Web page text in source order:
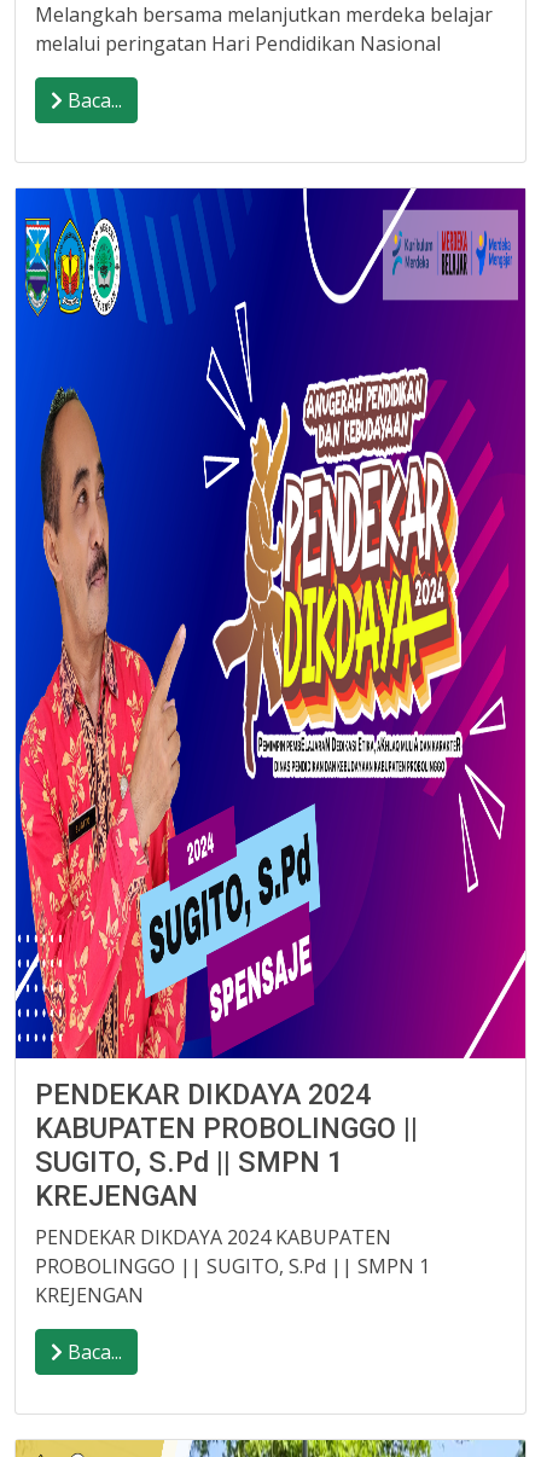
Melangkah bersama melanjutkan merdeka belajar
melalui peringatan Hari Pendidikan Nasional
Baca...
PENDEKAR DIKDAYA 2024
KABUPATEN PROBOLINGGO ||
SUGITO, S.Pd || SMPN 1
KREJENGAN
PENDEKAR DIKDAYA 2024 KABUPATEN
PROBOLINGGO || SUGITO, S.Pd || SMPN 1
KREJENGAN
Baca...